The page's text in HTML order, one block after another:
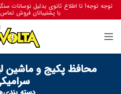
توجه توجه! تا اطلاع ثانوی بدلیل نوسانات
با پشتیبانان فروش
محافظ پکیج و ماشین